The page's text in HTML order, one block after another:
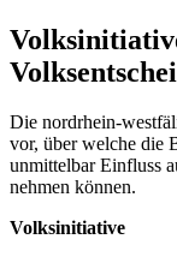
Die nordrhein-
vor, über welche die
unmittelbar Einfluss
nehmen können.
Volksinitiative